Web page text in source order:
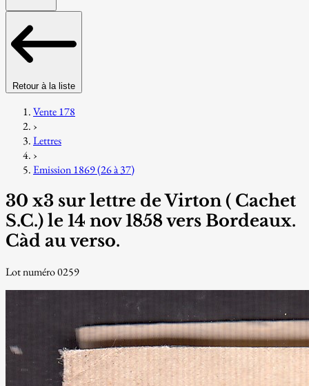
Retour à la liste
Vente 178
›
Lettres
›
Emission 1869 (26 à 37)
30 x3 sur lettre de Virton ( Cachet
S.C.) le 14 nov 1858 vers Bordeaux.
Càd au verso.
Lot numéro 0259